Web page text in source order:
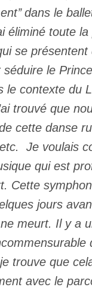
dans le
éliminé toute
se présentent
le
le contexte du
trouvé que
cette danse
Je voulais
qui est
Cette
jours
meurt. Il y a
trouve que
avec le